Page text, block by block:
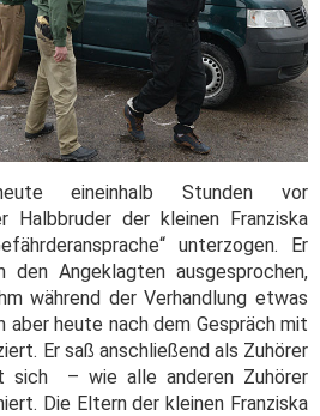
eineinhalb Stunden vor
Halbbruder der kleinen Franziska
unterzogen. Er
den Angeklagten ausgesprochen,
während der Verhandlung etwas
aber heute nach dem Gespräch mit
Er saß anschließend als Zuhörer
sich – wie alle anderen Zuhörer
Die Eltern der kleinen Franziska